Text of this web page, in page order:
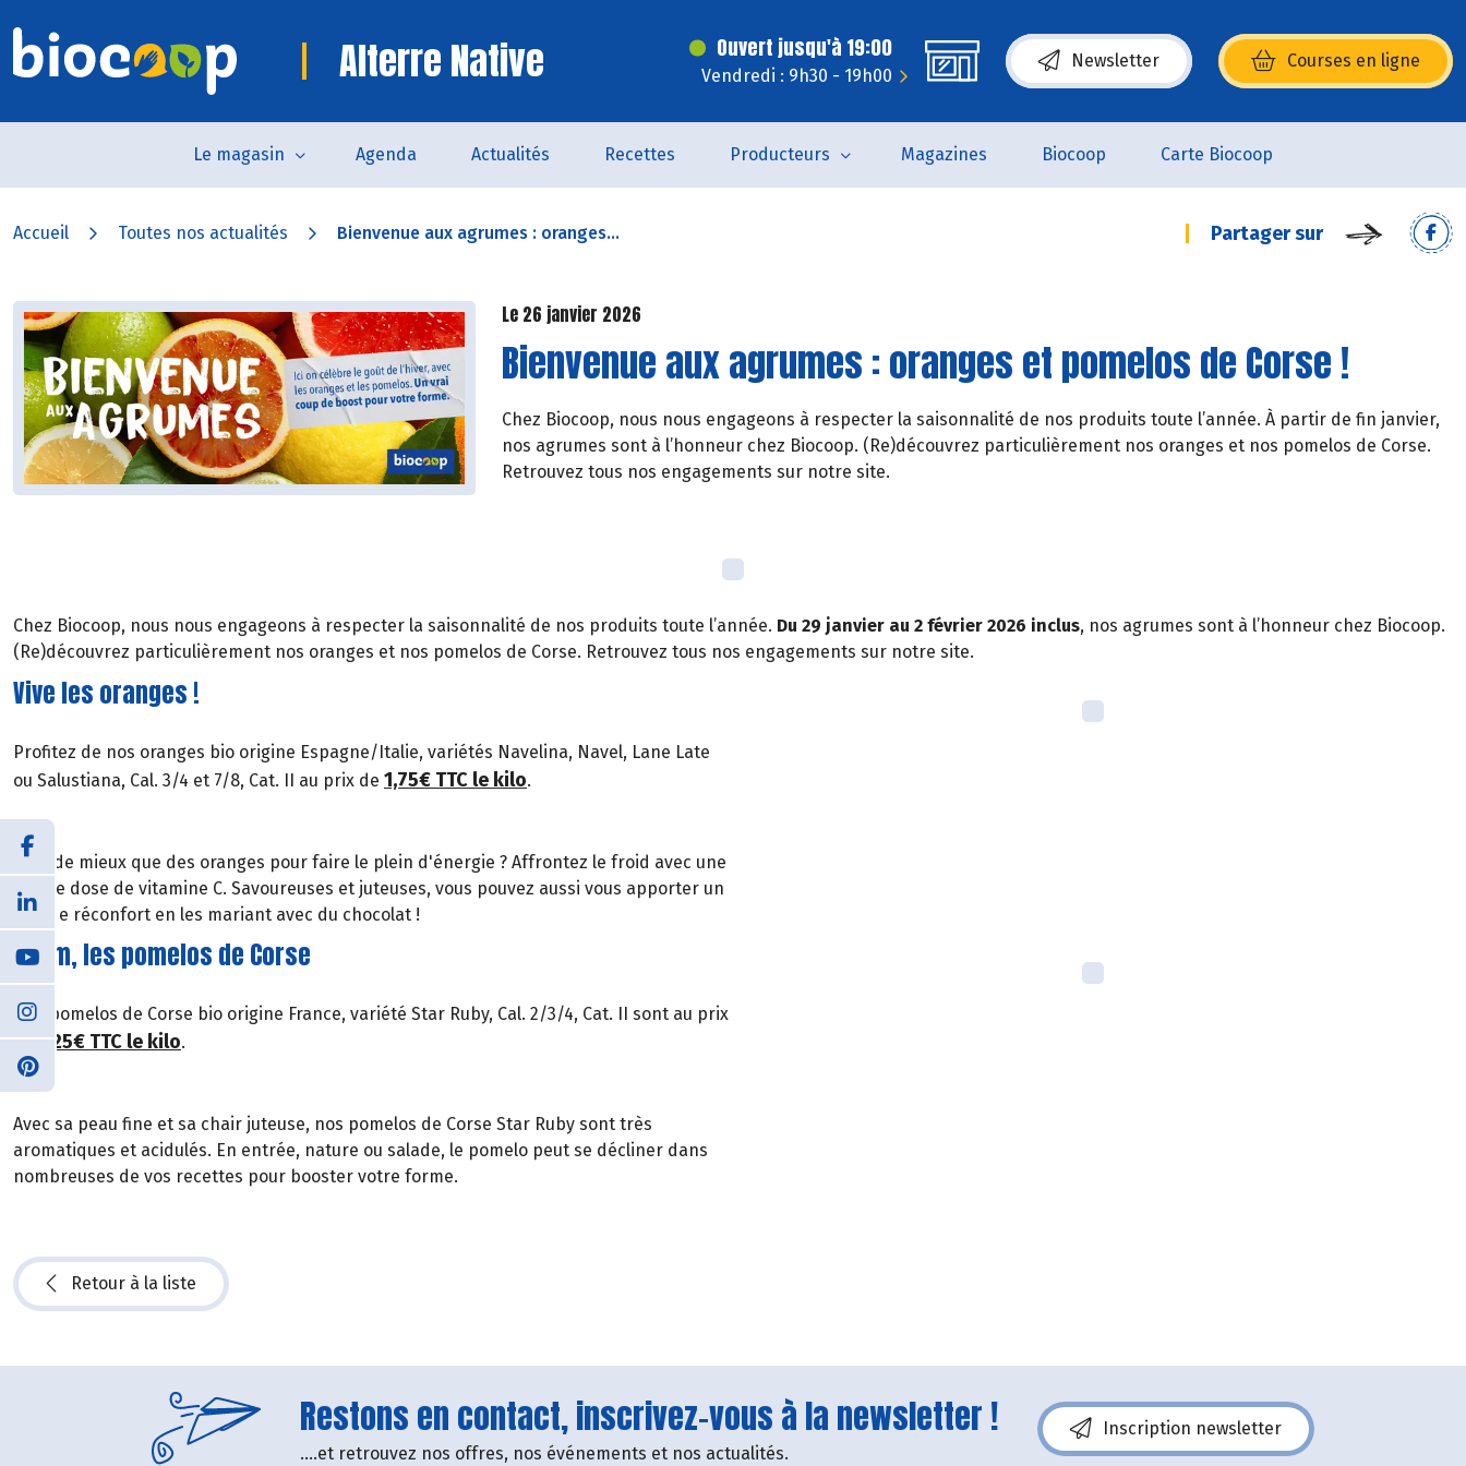
Alterre Native Ouvert jusqu'à 19:00
Vendredi : 9h30 - 19h00
Newsletter Courses en ligne
(s’ouvre dans une nouvelle fenêtre)
Le magasin Agenda Actualités Recettes Producteurs Magazines Biocoop Carte Biocoop
Accueil Toutes nos actualités Bienvenue aux agrumes : oranges... Partager sur
Le 26 janvier 2026
Bienvenue aux agrumes : oranges et pomelos de Corse !
Chez Biocoop, nous nous engageons à respecter la saisonnalité de nos produits toute l’année. À partir de fin janvier,
nos agrumes sont à l’honneur chez Biocoop. (Re)découvrez particulièrement nos oranges et nos pomelos de Corse.
Retrouvez tous nos engagements sur notre site.
Chez Biocoop, nous nous engageons à respecter la saisonnalité de nos produits toute l’année. Du 29 janvier au 2 février 2026 inclus, nos agrumes sont à l’honneur chez Biocoop.
(Re)découvrez particulièrement nos oranges et nos pomelos de Corse. Retrouvez tous nos engagements sur notre site.
Vive les oranges !
Profitez de nos oranges bio origine Espagne/Italie, variétés Navelina, Navel, Lane Late
ou Salustiana, Cal. 3/4 et 7/8, Cat. II au prix de 1,75€ TTC le kilo.
Quoi de mieux que des oranges pour faire le plein d'énergie ? Affrontez le froid avec une
bonne dose de vitamine C. Savoureuses et juteuses, vous pouvez aussi vous apporter un
peu de réconfort en les mariant avec du chocolat !
Miam, les pomelos de Corse
Nos pomelos de Corse bio origine France, variété Star Ruby, Cal. 2/3/4, Cat. II sont au prix
de1,25€ TTC le kilo.
Avec sa peau fine et sa chair juteuse, nos pomelos de Corse Star Ruby sont très
aromatiques et acidulés. En entrée, nature ou salade, le pomelo peut se décliner dans
nombreuses de vos recettes pour booster votre forme.
Retour à la liste
Restons en contact, inscrivez-vous à la newsletter !
....et retrouvez nos offres, nos événements et nos actualités.
Inscription newsletter